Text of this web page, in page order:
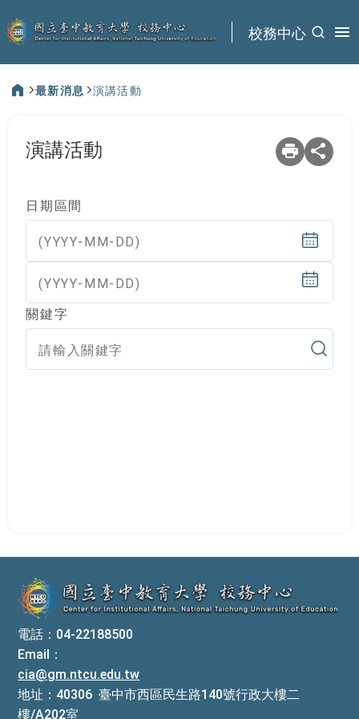
校務中心
最新消息 演講活動
演講活動
日期區間
(YYYY-MM-DD)
(YYYY-MM-DD)
關鍵字
電話：04-22188500
Email：
cia@gm.ntcu.edu.tw
地址：40306 臺中市西區民生路140號行政大樓二
樓/A202室